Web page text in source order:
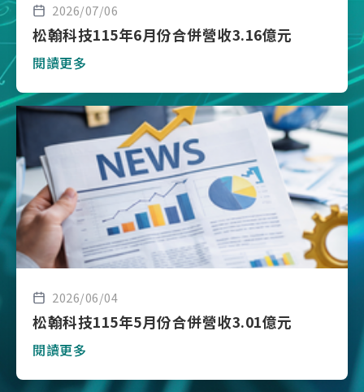
2026/07/06
松翰科技115年6月份合併營收3.16億元
閱讀更多
2026/06/04
松翰科技115年5月份合併營收3.01億元
閱讀更多